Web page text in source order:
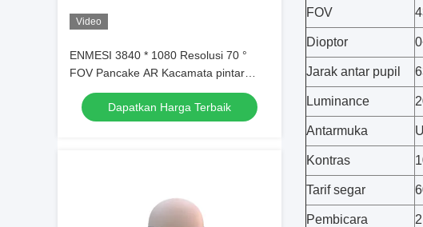
Video
ENMESI 3840 * 1080 Resolusi 70 °
FOV Pancake AR Kacamata pintar
dengan headphone magnetik
Dapatkan Harga Terbaik
FOV
Dioptor
Jarak antar pupil
Luminance
Antarmuka
Kontras
Tarif segar
Pembicara